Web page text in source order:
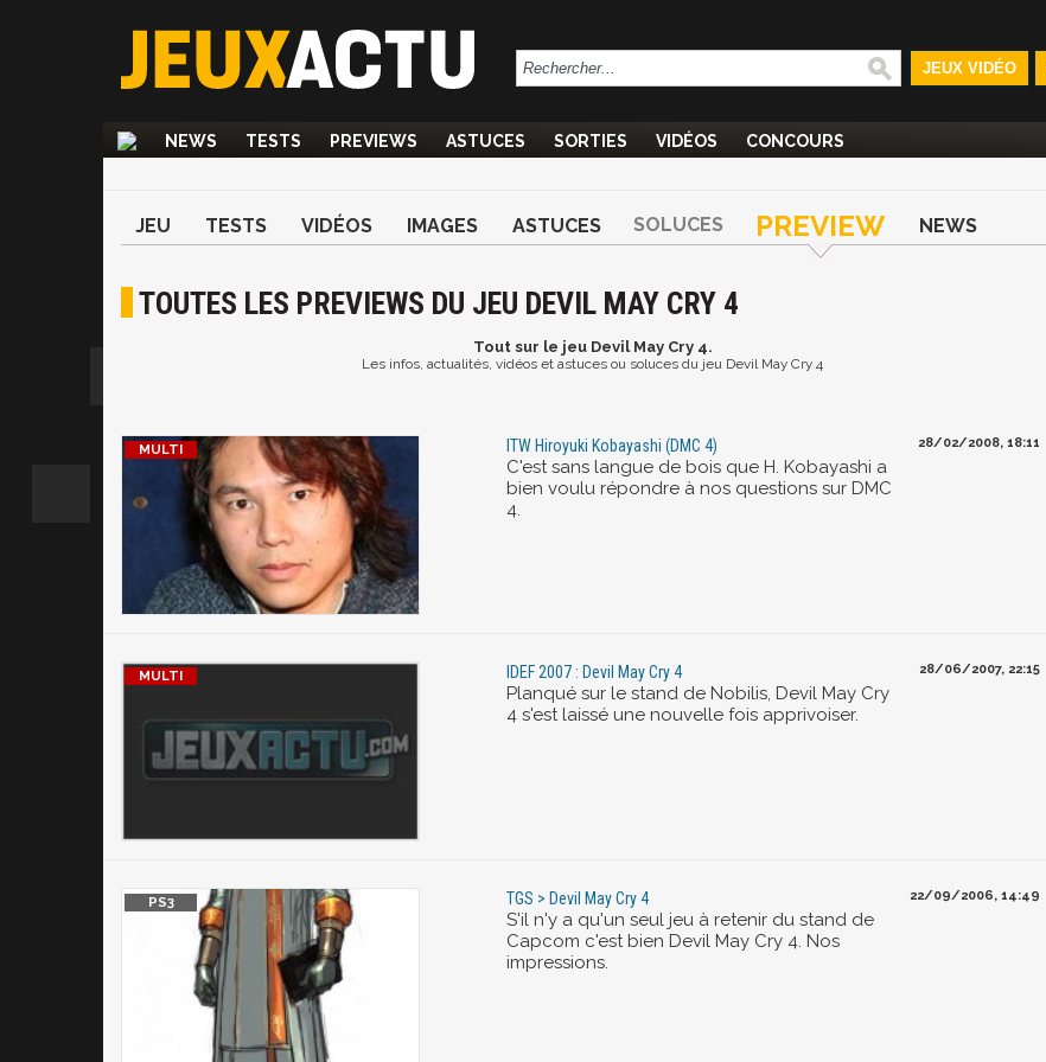
JEUX VIDÉO
NEWS TESTS PREVIEWS ASTUCES SORTIES VIDÉOS CONCOURS
JEU TESTS VIDÉOS IMAGES ASTUCES SOLUCES PREVIEW NEWS
TOUTES LES PREVIEWS DU JEU DEVIL MAY CRY 4
Toutsur le jeu Devil May Cry 4.
Les infos, actualités, vidéos et astuces ou soluces du jeu Devil May Cry 4
ITW Hiroyuki Kobayashi (DMC 4)
C'est sans langue de bois que H. Kobayashi a
bien voulu répondre à nos questions sur DMC
4.
28/02/2008, 18:11
IDEF 2007 : Devil May Cry 4
Planqué sur le stand de Nobilis, Devil May Cry
4 s'est laissé une nouvelle fois apprivoiser.
28/06/2007, 22:15
TGS > Devil May Cry 4
S'il n'y a qu'un seul jeu à retenir du stand de
Capcom c'est bien Devil May Cry 4. Nos
impressions.
22/09/2006, 14:49